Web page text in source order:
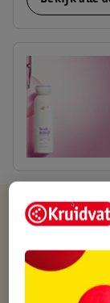
Kruidvat is
Gratis
Op werkdagen
Gratis